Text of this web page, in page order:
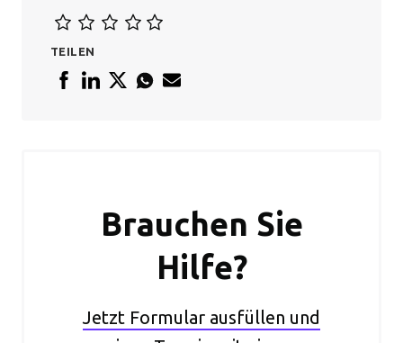
TEILEN
Brauchen Sie
Hilfe?
Jetzt Formular ausfüllen und